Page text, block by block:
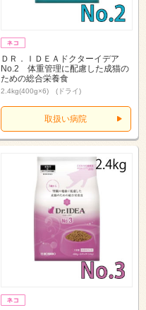
ＤＲ．ＩＤＥＡドクターイデア
No.2 体重管理に配慮した成猫の
ための総合栄養食
2.4kg(400g×6) (ドライ)
取扱い病院